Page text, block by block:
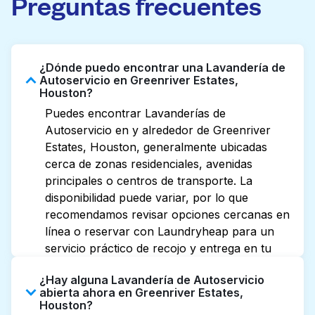
¿Dónde puedo encontrar una Lavandería de
Autoservicio en Greenriver Estates,
Houston?
Puedes encontrar Lavanderías de
Autoservicio en y alrededor de Greenriver
Estates, Houston, generalmente ubicadas
cerca de zonas residenciales, avenidas
principales o centros de transporte. La
disponibilidad puede variar, por lo que
recomendamos revisar opciones cercanas en
línea o reservar con Laundryheap para un
servicio práctico de recojo y entrega en tu
¿Hay alguna Lavandería de Autoservicio
abierta ahora en Greenriver Estates,
Houston?